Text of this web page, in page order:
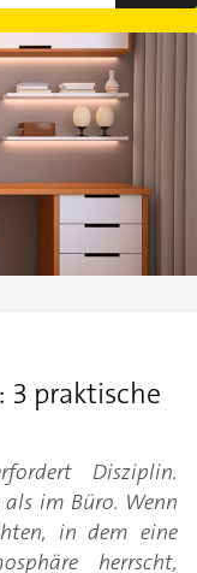
praktische
Disziplin.
im Büro. Wenn
in dem eine
herrscht,